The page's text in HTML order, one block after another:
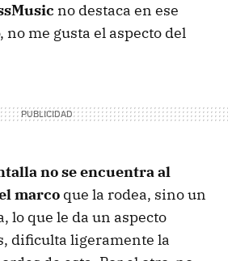
no destaca en ese
no me gusta el aspecto del
no se encuentra al
marco que la rodea, sino un
lo que le da un aspecto
dificulta ligeramente la